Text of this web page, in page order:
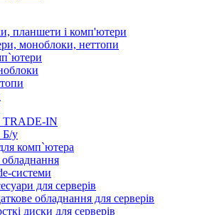
планшети і комп'ютери
моноблоки, неттопи
TRADE-IN
Б/у
комп`ютера
системи
для серверів
обладнання для серверів
диски для серверів